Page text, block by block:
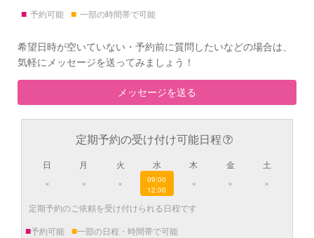
■ 予約可能 ■ 一部の時間帯で可能
希望日時が空いていない・予約前に質問したいなどの場合は、
気軽にメッセージを送ってみましょう！
メッセージを送る
定期予約の受け付け可能日程
日
×
月
×
火
×
水
09:00
|
12:00
木
×
金
×
土
×
定期予約のご依頼を受け付けられる日程です
■予約可能 ■一部の日程・時間帯で可能